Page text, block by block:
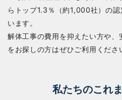
らトップ1.3％（約1,000社）の
います。
解体工事の費用を抑えたい方や
をお探しの方はぜひご利用くださ
私たちのこれ